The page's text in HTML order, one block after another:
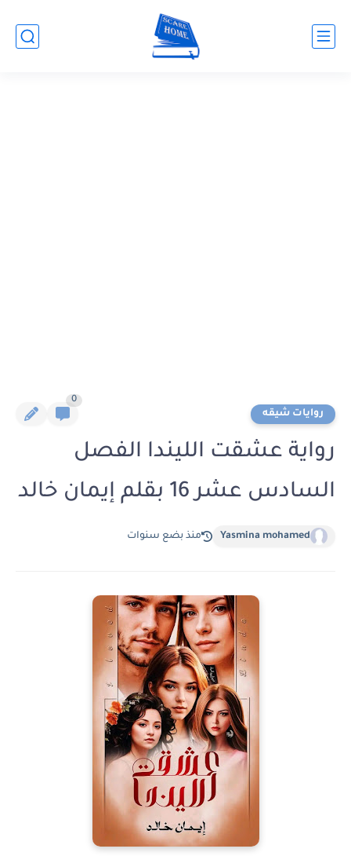
روايات شيقه
0
رواية عشقت الليندا الفصل
السادس عشر 16 بقلم إيمان خالد
Yasmina mohamed منذ بضع سنوات